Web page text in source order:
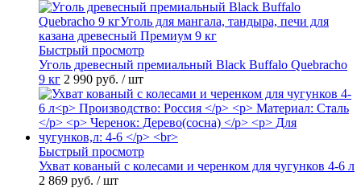
Быстрый просмотр
Уголь древесный премиальный Black Buffalo Quebracho
9 кг 2 990 руб. / шт
Быстрый просмотр
Ухват кованый с колесами и черенком для чугунков 4-6 л
2 869 руб. / шт